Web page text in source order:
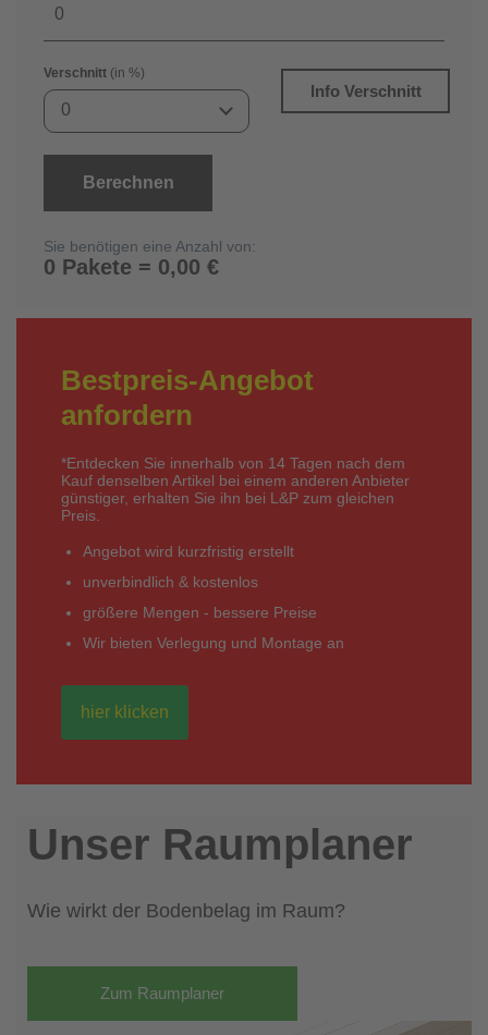
Verschnitt (in %)
0
Info Verschnitt
Berechnen
Sie benötigen eine Anzahl von:
0 Pakete = 0,00 €
Bestpreis-Angebot
anfordern
*Entdecken Sie innerhalb von 14 Tagen nach dem
Kauf denselben Artikel bei einem anderen Anbieter
günstiger, erhalten Sie ihn bei L&P zum gleichen
Preis.
Angebot wird kurzfristig erstellt
unverbindlich & kostenlos
größere Mengen - bessere Preise
Wir bieten Verlegung und Montage an
hier klicken
Unser Raumplaner
Wie wirkt der Bodenbelag im Raum?
Zum Raumplaner